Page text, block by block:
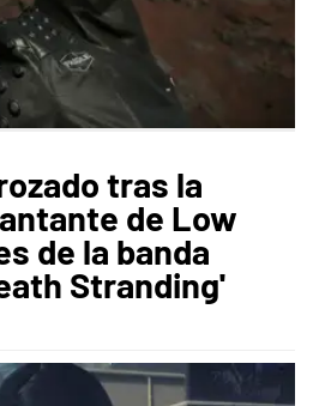
tras la
de Low
de la banda
Stranding'